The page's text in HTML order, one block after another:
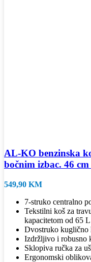
AL-KO benzinska
bočnim izbac. 46
549,90 KM
7-struko centralno
Tekstilni koš za
kapacitetom od 65 L
Dvostruko kuglično
Izdržljivo i robusno
Sklopiva ručka za
Ergonomski